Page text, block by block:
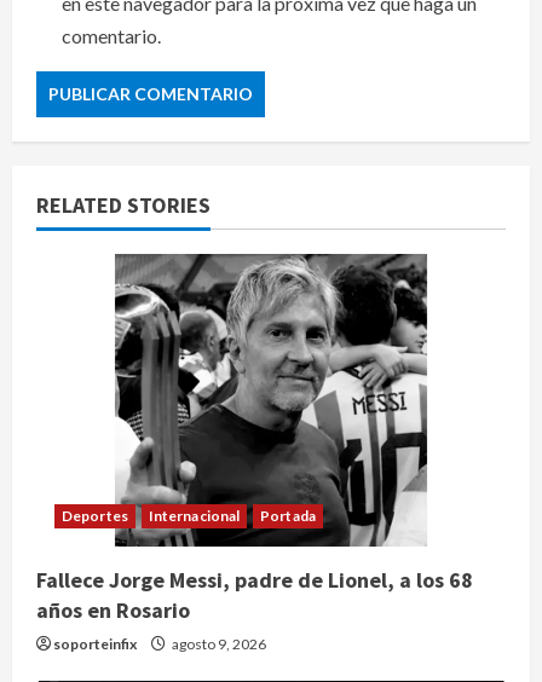
comentario.
RELATED STORIES
Deportes Internacional Portada
Fallece Jorge Messi, padre de Lionel, a los 68
años en Rosario
soporteinfix agosto 9, 2026